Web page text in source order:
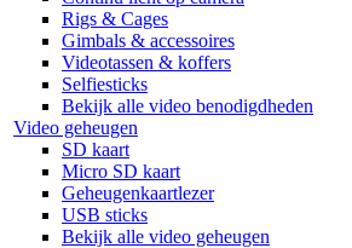
Rigs & Cages
Gimbals & accessoires
Videotassen & koffers
Selfiesticks
Bekijk alle video benodigdheden
Video geheugen
SD kaart
Micro SD kaart
Geheugenkaartlezer
USB sticks
Bekijk alle video geheugen